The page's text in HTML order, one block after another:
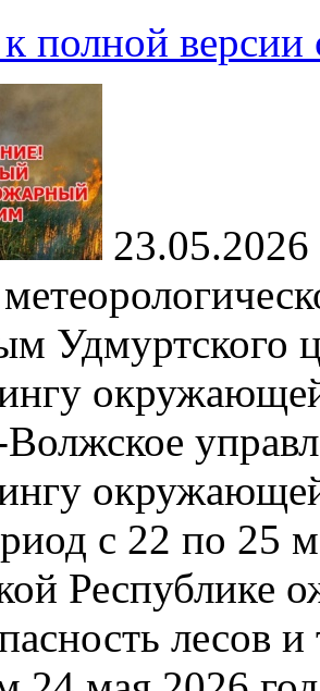
полной версии
23.05.2026
Удмуртского
с 22 по 25
Республике
лесов